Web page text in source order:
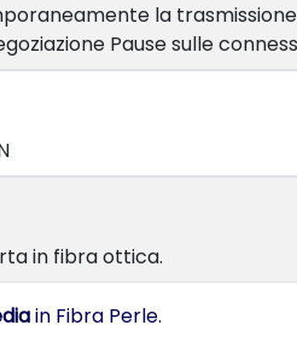
la
Pause sulle
in fibra ottica.
in Fibra Perle.